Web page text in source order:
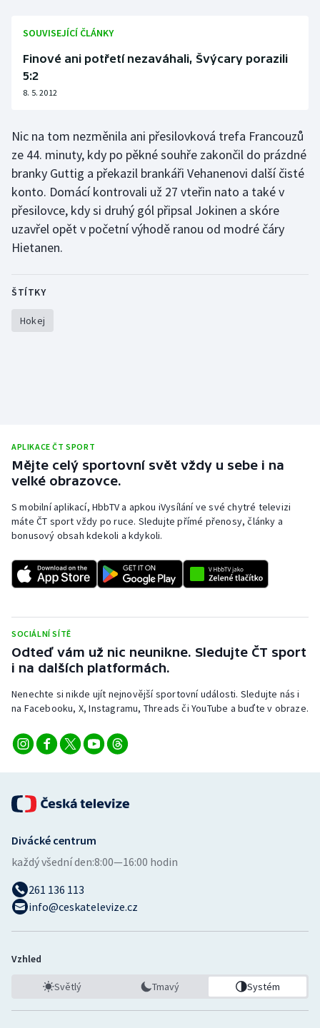
Lyže a snowboard
Moderní pětiboj
Olympijské hry
Parasport
Plavání
Ragby
Rychlobruslení
Stolní tenis
Triatlon
Veslování
Vodní slalom
Ostatní
SOUVISEJÍCÍ ČLÁNKY
Finové ani potřetí nezaváhali, Švýcary porazili
5:2
8. 5. 2012
Nic na tom nezměnila ani přesilovková trefa Francouzů
ze 44. minuty, kdy po pěkné souhře zakončil do prázdné
branky Guttig a překazil brankáři Vehanenovi další čisté
konto. Domácí kontrovali už 27 vteřin nato a také v
přesilovce, kdy si druhý gól připsal Jokinen a skóre
uzavřel opět v početní výhodě ranou od modré čáry
Hietanen.
ŠTÍTKY
Hokej
APLIKACE ČT SPORT
Mějte celý sportovní svět vždy u sebe i na
velké obrazovce.
S mobilní aplikací, HbbTV a apkou iVysílání ve své chytré televizi
máte ČT sport vždy po ruce. Sledujte přímé přenosy, články a
bonusový obsah kdekoli a kdykoli.
SOCIÁLNÍ SÍTĚ
Odteď vám už nic neunikne. Sledujte ČT sport
i na dalších platformách.
Nenechte si nikde ujít nejnovější sportovní události. Sledujte nás i
na Facebooku, X, Instagramu, Threads či YouTube a buďte v obraze.
Divácké centrum
každý všední den:8:00—16:00 hodin
261 136 113
info@ceskatelevize.cz
Vzhled
Světlý Tmavý Systém